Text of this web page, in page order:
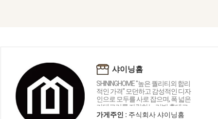
샤이닝홈
SHININGHOME "높은 퀄리티외 합리
적인 가격" 모던하고 감성적인 디자
인으로 모두를 사로 잡으며, 폭 넓은
카테고리를 자랑하는 리빙 홈데코
인테리어 샤이닝홈입니다.
가게주인 : 주식회사 샤이닝홈